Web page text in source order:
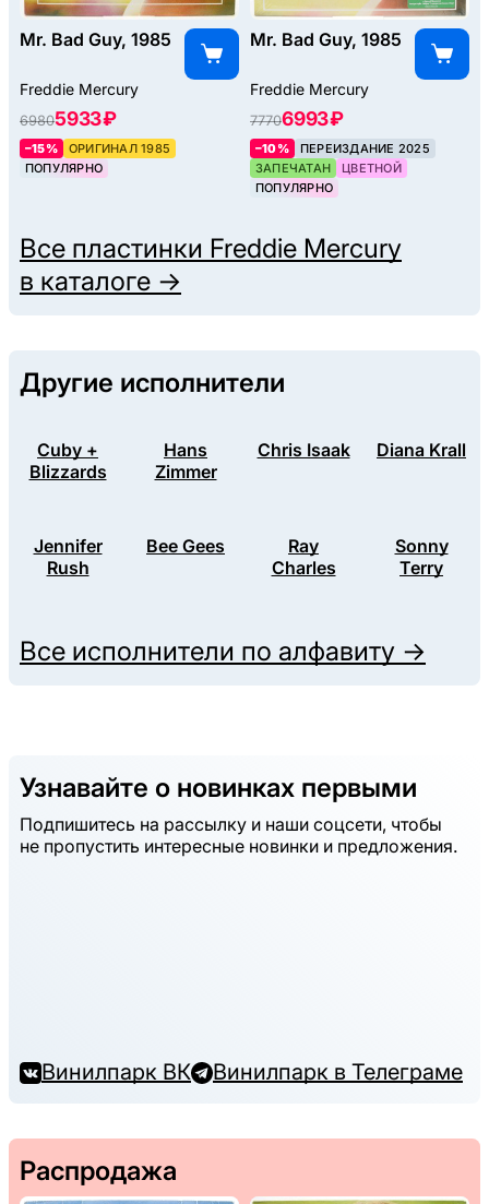
Mr. Bad Guy, 1985
Freddie Mercury
69805933 ₽
–15%
ОРИГИНАЛ 1985
ПОПУЛЯРНО
Mr. Bad Guy, 1985
Freddie Mercury
77706993 ₽
–10%
ПЕРЕИЗДАНИЕ 2025
ЗАПЕЧАТАН
ЦВЕТНОЙ
ПОПУЛЯРНО
Все пластинки Freddie Mercury
в каталоге →
Другие исполнители
Cuby +
Blizzards
Hans
Zimmer
Chris Isaak Diana Krall
Jennifer
Rush
Bee Gees
Ray
Charles
Sonny
Terry
Все исполнители по алфавиту →
Узнавайте о новинках первыми
Подпишитесь на рассылку и наши соцсети, чтобы
не пропустить интересные новинки и предложения.
Винилпарк ВК Винилпарк в Телеграме
Распродажа